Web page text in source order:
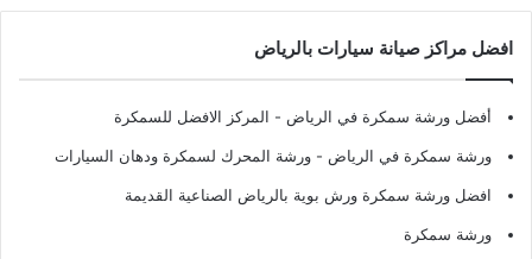
افضل مراكز صيانة سيارات بالرياض
أفضل ورشة سمكرة في الرياض - المركز الافضل للسمكرة
ورشة سمكرة في الرياض - ورشة المحرك لسمكرة ودهان السيارات
افضل ورشة سمكرة ورش بوية بالرياض الصناعية القديمة
ورشة سمكرة